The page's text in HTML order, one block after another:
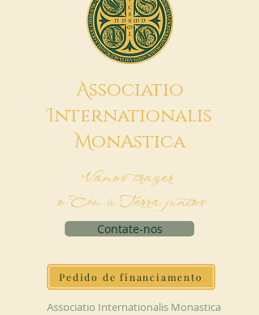
Associatio
Internationalis
MonAstica
Vamos trazer
o Céu à Terra juntos
Contate-nos
Pedido de financiamento
Associatio Internationalis Monastica